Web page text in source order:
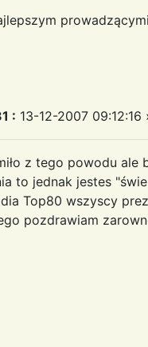
: 13-12-2007 09:12:16
z tego powodu
to jednak jestes
Top80 wszyscy
pozdrawiam